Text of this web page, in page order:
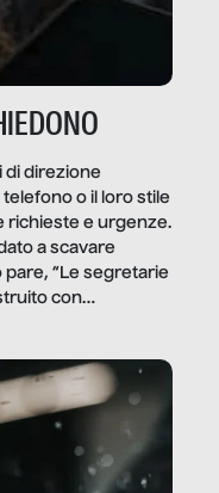
di direzione
o il loro stile
richieste e urgenze.
a scavare
“Le segretarie
con